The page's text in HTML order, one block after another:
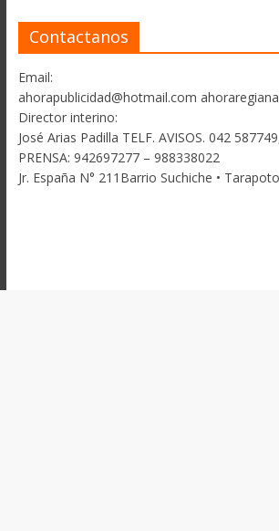
Contactanos
Email:
ahorapublicidad@hotmail.com
Director interino:
José Arias Padilla TELF. AVISOS. 042
PRENSA: 942697277 – 988338022
Jr. España N° 211Barrio Suchiche • Tarapoto